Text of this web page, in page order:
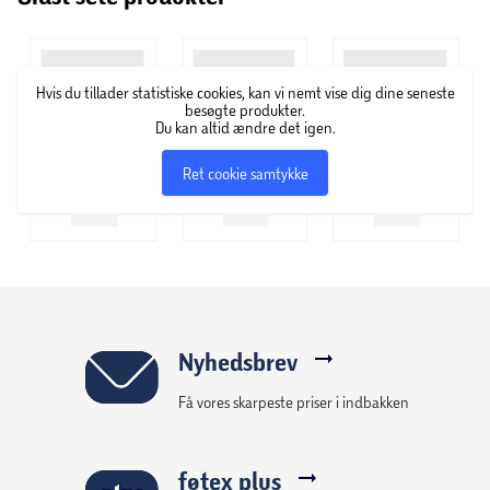
Hvis du tillader statistiske cookies, kan vi nemt vise dig dine seneste
besøgte produkter.
Du kan altid ændre det igen.
Ret cookie samtykke
Nyhedsbrev
Få vores skarpeste priser i indbakken
føtex plus